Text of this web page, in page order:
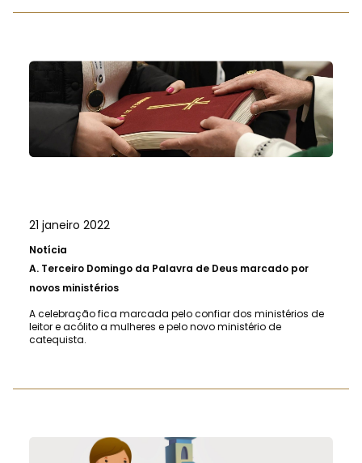
21 janeiro 2022
Notícia
A. Terceiro Domingo da Palavra de Deus marcado por
novos ministérios
A celebração fica marcada pelo confiar dos ministérios de
leitor e acólito a mulheres e pelo novo ministério de
catequista.